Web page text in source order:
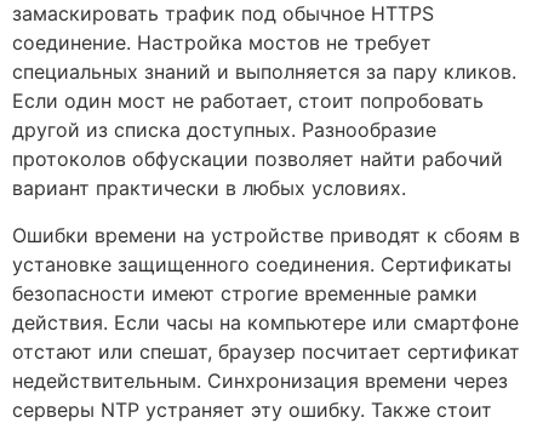
замаскировать трафик под обычное HTTPS
соединение. Настройка мостов не требует
специальных знаний и выполняется за пару кликов.
Если один мост не работает, стоит попробовать
другой из списка доступных. Разнообразие
протоколов обфускации позволяет найти рабочий
вариант практически в любых условиях.
Ошибки времени на устройстве приводят к сбоям в
установке защищенного соединения. Сертификаты
безопасности имеют строгие временные рамки
действия. Если часы на компьютере или смартфоне
отстают или спешат, браузер посчитает сертификат
недействительным. Синхронизация времени через
серверы NTP устраняет эту ошибку. Также стоит